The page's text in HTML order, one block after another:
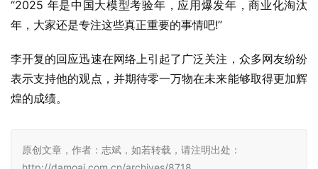
“2025 年是中国大模型考验年，应用爆发年，商业化淘汰
年，大家还是专注这些真正重要的事情吧!”
李开复的回应迅速在网络上引起了广泛关注，众多网友纷纷
表示支持他的观点，并期待零一万物在未来能够取得更加辉
煌的成绩。
原创文章，作者：志斌，如若转载，请注明出处：